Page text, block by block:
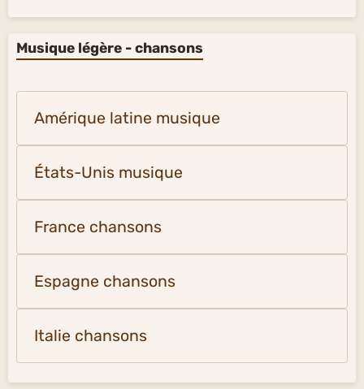
Musique légère - chansons
Amérique latine musique
États-Unis musique
France chansons
Espagne chansons
Italie chansons